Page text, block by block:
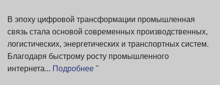
В эпоху цифровой трансформации промышленная
связь стала основой современных производственных,
логистических, энергетических и транспортных систем.
Благодаря быстрому росту промышленного
интернета... Подробнее "